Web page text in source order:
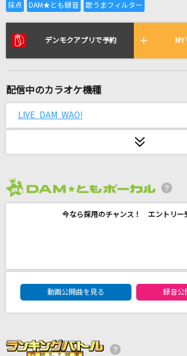
全国りれき
リアルタイムで歌われている曲
メガネを外して
たぶん
Alan Walker, Au/Ra & Tomine Harket
God knows...
Mr.Children
デンモクアプリで予約
配信中のカラオケ機種
LIVE DAM WAO!
今なら採用のチャンス！ エントリー
DAM★ともボーカルエントリーラン
動画公開曲を見る
録音公